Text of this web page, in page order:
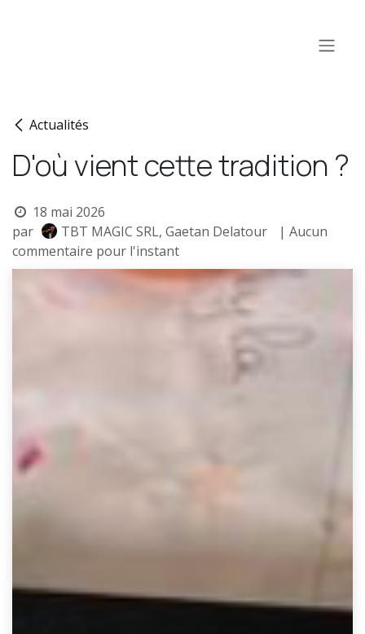
Actualités
D'où vient cette tradition ?
18 mai 2026
par
TBT MAGIC SRL, Gaetan Delatour
| Aucun
commentaire pour l'instant